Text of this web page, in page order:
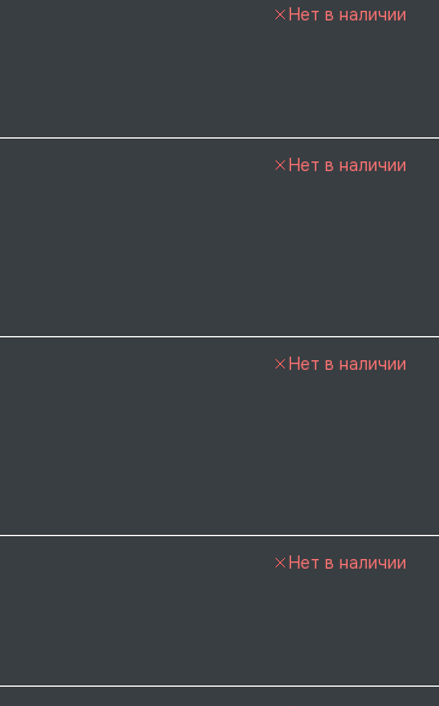
Нет в наличии
Нет в наличии
Нет в наличии
Нет в наличии